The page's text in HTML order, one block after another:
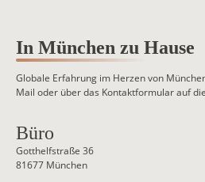
In München zu Hause
Globale Erfahrung im Herzen von
Mail oder über das Kontaktformular auf
Büro
Gotthelfstraße 36
81677 München